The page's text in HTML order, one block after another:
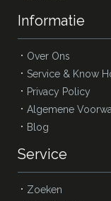
Informatie
Over Ons
Service & Know
Privacy Policy
Algemene
Blog
Service
Zoeken